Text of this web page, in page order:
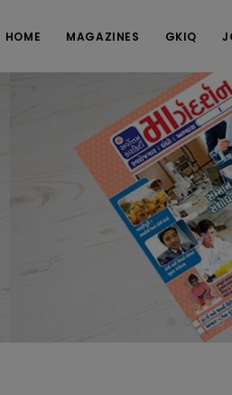
HOME MAGAZINES GKIQ